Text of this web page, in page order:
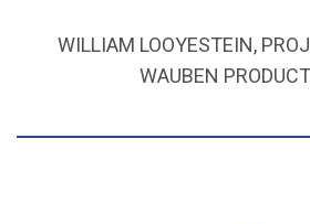
WILLIAM LOOYESTEIN,
WAUBEN